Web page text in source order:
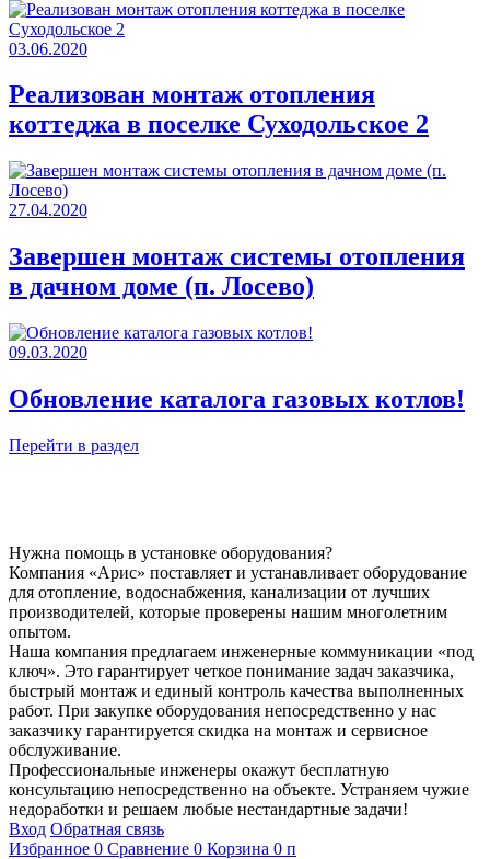
03.06.2020
Реализован монтаж отопления
коттеджа в поселке Суходольское 2
27.04.2020
Завершен монтаж системы отопления
в дачном доме (п. Лосево)
09.03.2020
Обновление каталога газовых котлов!
Перейти в раздел
Нужна помощь в установке оборудования?
Компания «Арис» поставляет и устанавливает оборудование
для отопление, водоснабжения, канализации от лучших
производителей, которые проверены нашим многолетним
опытом.
Наша компания предлагаем инженерные коммуникации «под
ключ». Это гарантирует четкое понимание задач заказчика,
быстрый монтаж и единый контроль качества выполненных
работ. При закупке оборудования непосредственно у нас
заказчику гарантируется скидка на монтаж и сервисное
обслуживание.
Профессиональные инженеры окажут бесплатную
консультацию непосредственно на объекте. Устраняем чужие
недоработки и решаем любые нестандартные задачи!
Вход Обратная связь
Избранное 0 Сравнение 0 Корзина 0 п